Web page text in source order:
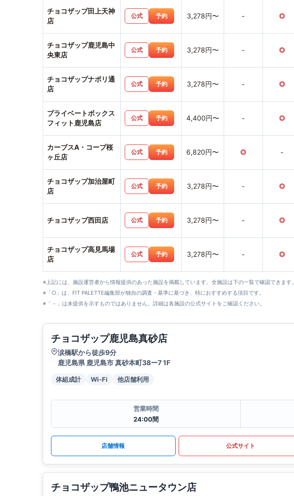
チョコザップ田上天神
店
公式 予約 3,278円〜 - ○
チョコザップ鹿児島中
央東店
公式 予約 3,278円〜 - ○
チョコザップナポリ通
店
公式 予約 3,278円〜 - ○
プライベートボックス
フィット鹿児島店
公式 予約 4,400円〜 - ○
カーブスA・コープ桜
ヶ丘店
公式 予約 6,820円〜 ○ -
チョコザップ加治屋町
店
公式 予約 3,278円〜 - ○
チョコザップ西田店 公式 予約 3,278円〜 - ○
チョコザップ高見馬場
店
公式 予約 3,278円〜 - ○
※上記には、施設運営者から情報提供のあった施設を掲載しています。全施設は下の一覧で確認できます。
※「○」は、FIT PALETTE編集部が独自の調査・基準に基づき、特におすすめする項目です。
※「－」は未提供を示すものではありません。詳細は各施設の公式サイトをご確認ください。
チョコザップ鹿児島真砂店
涙橋駅から徒歩9分
鹿児島県 鹿児島市 真砂本町38ー7 1F
体組成計 Wi-Fi 他店舗利用
営業時間
24:00間
店舗情報 公式サイト
チョコザップ鴨池ニュータウン店